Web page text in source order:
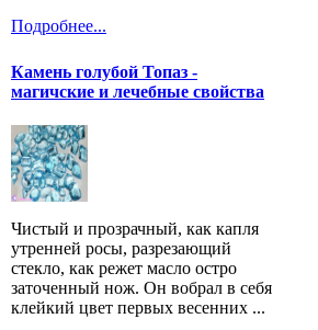
Подробнее...
Камень голубой Топаз -
магичские и лечебные свойства
Чистый и прозрачный, как капля
утренней росы, разрезающий
стекло, как режет масло остро
заточенный нож. Он вобрал в себя
клейкий цвет первых весенних ...